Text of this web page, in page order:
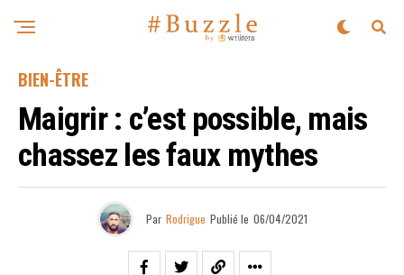
BIEN-ÊTRE
Maigrir : c’est possible, mais
chassez les faux mythes
Par Rodrigue Publié le 06/04/2021